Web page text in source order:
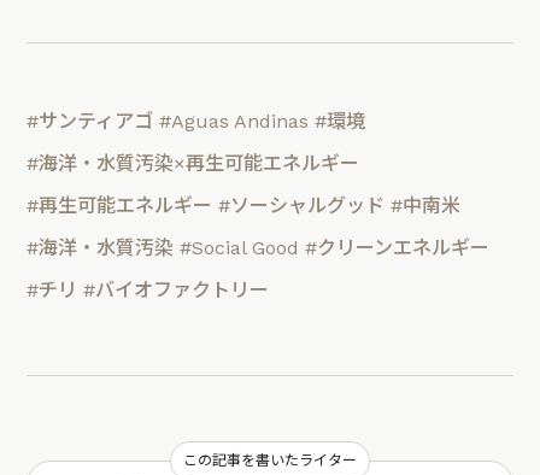
#サンティアゴ #Aguas Andinas #環境
#海洋・水質汚染×再生可能エネルギー
#再生可能エネルギー #ソーシャルグッド #中南米
#海洋・水質汚染 #Social Good #クリーンエネルギー
#チリ #バイオファクトリー
この記事を書いたライター